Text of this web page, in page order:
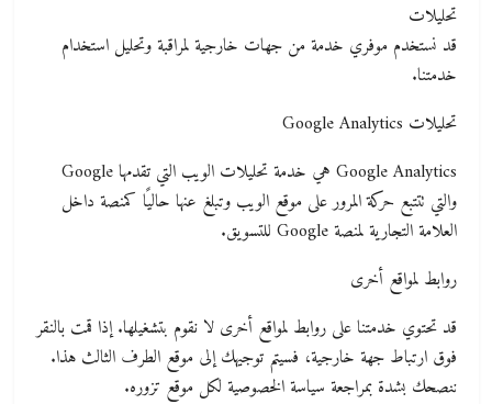
تحليلات
قد نستخدم موفري خدمة من جهات خارجية لمراقبة وتحليل استخدام
خدمتنا.
تحليلات Google Analytics
Google Analytics هي خدمة تحليلات الويب التي تقدمها Google
والتي تتتبع حركة المرور على موقع الويب وتبلغ عنها حاليًا كمنصة داخل
العلامة التجارية لمنصة Google للتسويق.
روابط لمواقع أخرى
قد تحتوي خدمتنا على روابط لمواقع أخرى لا نقوم بتشغيلها. إذا قمت بالنقر
فوق ارتباط جهة خارجية، فسيتم توجيهك إلى موقع الطرف الثالث هذا.
ننصحك بشدة بمراجعة سياسة الخصوصية لكل موقع تزوره.